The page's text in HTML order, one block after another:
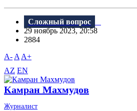
Сложный вопрос
29 ноябрь 2023, 20:58
2884
A- A A+
AZ EN
Камран Махмудов
Журналист